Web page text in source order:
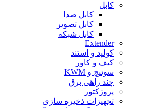
کابل
کابل صدا
کابل تصویر
کابل شبکه
Extender
کولپد و استند
کیف و کاور
سوئیچ و KWM
چند راهی برق
پروژکتور
تجهیزات ذخیره سازی